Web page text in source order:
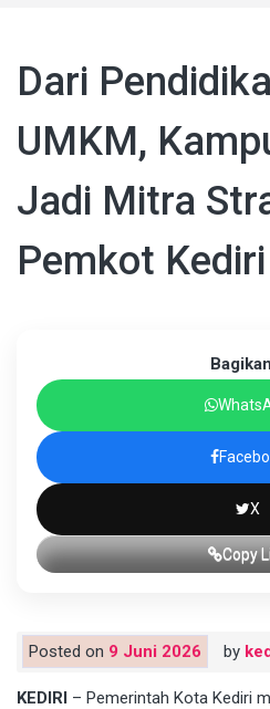
Dari
UMKM,
Jadi Mitra
Pemkot Kediri
X
Copy
Posted on 9 Juni 2026 by
KEDIRI – Pemerintah Kota Kediri